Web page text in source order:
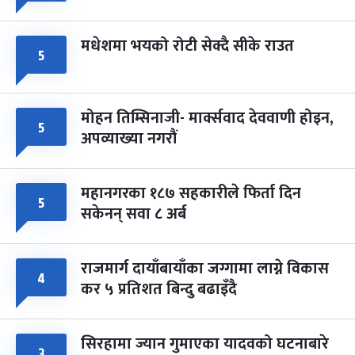
५ मधेशमा भयको रोटी सेक्दै सीके राउत
५ मोहन तिम्सिनाजी- मार्क्सवाद देववाणी होइन,
अपव्याख्या नगरौं
५ महानगरका १८७ सहकारीले फिर्ता दिन
सकेनन् सवा ८ अर्ब
४ राजमार्ग दायाँबायाँका जग्गामा लाग्ने विकास
कर ५ प्रतिशत बिन्दु बढाइँदै
सिरहामा ज्यान गुमाएका यादवको घटनाबारे